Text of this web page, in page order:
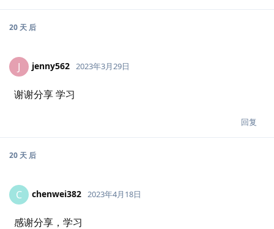
20 天后
J jenny562 2023年3月29日
谢谢分享 学习
回复
20 天后
C chenwei382 2023年4月18日
感谢分享，学习